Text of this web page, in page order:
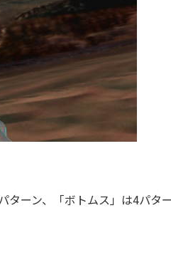
ーン、「ボトムス」は4パタ